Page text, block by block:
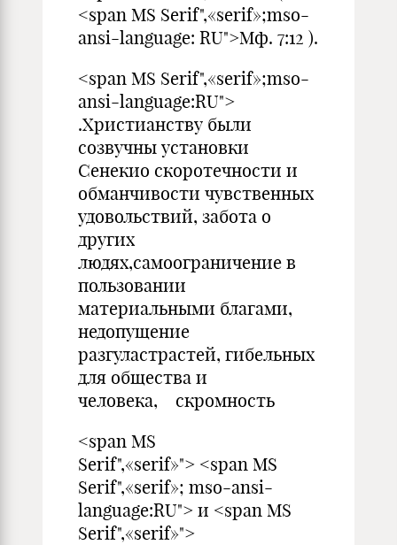
<span MS Serif",«serif»;mso-
ansi-language: RU">Мф. 7:12 ).
<span MS Serif",«serif»;mso-
ansi-language:RU">
.Христианству были
созвучны установки
Сенекио скоротечности и
обманчивости чувственных
удовольствий, забота о
других
людях,самоограничение в
пользовании
материальными благами,
недопущение
разгуластрастей, гибельных
для общества и
человека, скромность
<span MS
Serif",«serif»"> <span MS
Serif",«serif»; mso-ansi-
language:RU"> и <span MS
Serif",«serif»">